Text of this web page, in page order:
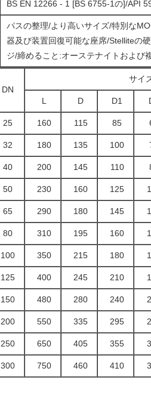
BS EN 12266 - 1 [BS 6755-1の]/API
パスの整理/より高いサイズ/特別な
器及び装置回復可能な座席/Stelliteの
ジ/締めること:オーステナイトおよび
DN
サイ
L D D1
25 160 115 85
32 180 135 100
40 200 145 110
50 230 160 125
65 290 180 145
80 310 195 160
100 350 215 180
125 400 245 210
150 480 280 240
200 550 335 295
250 650 405 355
300 750 460 410